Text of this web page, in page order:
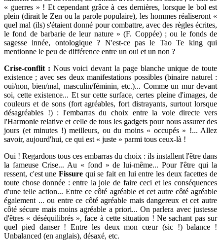
« guerres » ! Et cependant grâce à ces dernières, lorsque le bol est
plein (dirait le Zen ou la parole populaire), les hommes réaliseront «
quel mal (ils) s'étaient donné pour combattre, avec des règles écrites,
le fond de barbarie de leur nature » (F. Coppée) ; ou le fonds de
sagesse innée, ontologique ? N'est-ce pas le Tao Te king qui
mentionne le peu de différence entre un oui et un non ?
Crise-conflit : Nous voici devant la page blanche unique de toute
existence ; avec ses deux manifestations possibles (binaire naturel :
oui/non, bien/mal, masculin/féminin, etc.)... Comme un mur devant
soi, cette existence... Et sur cette surface, certes pleine d'images, de
couleurs et de sons (fort agréables, fort distrayants, surtout lorsque
désagréables !) : l'embarras du choix entre la voie directe vers
l'Harmonie relative et celle de tous les gadgets pour nous assurer des
jours (et minutes !) meilleurs, ou du moins « occupés » !... Allez
savoir, aujourd'hui, ce qui est « juste » parmi tous ceux-là !
Oui ! Regardons tous ces embarras du choix : ils installent l'être dans
la fameuse Crise... Au « fond » de lui-même... Pour l'être qui la
ressent, c'est uneFissure qui se fait en lui entre les deux facettes de
toute chose donnée : entre la joie de faire ceci et les conséquences
d'une telle action... Entre ce côté agréable et cet autre côté agréable
également ... ou entre ce côté agréable mais dangereux et cet autre
côté sécure mais moins agréable a priori... On parlera avec justesse
d'êtres « déséquilibrés », face à cette situation ! Ne sachant pas sur
quel pied danser ! Entre les deux mon cœur (sic !) balance !
Unbalanced (en anglais), désaxé, etc.